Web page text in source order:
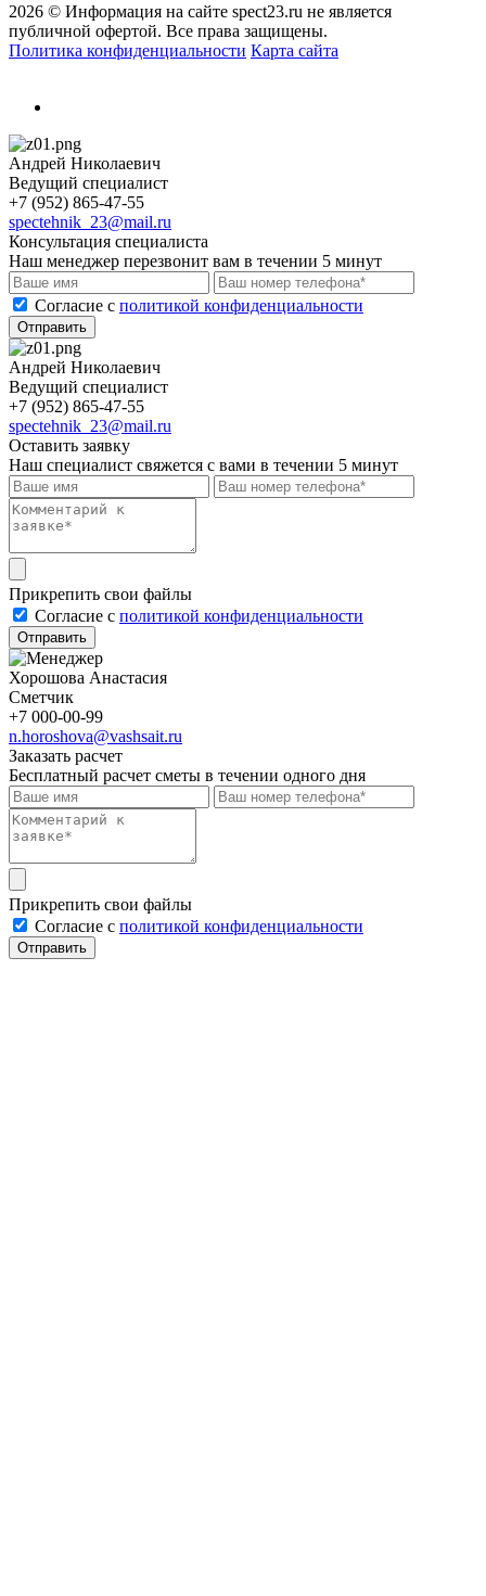
2026 © Информация на сайте spect23.ru не является
публичной офертой. Все права защищены.
Политика конфиденциальности Карта сайта
Андрей Николаевич
Ведущий специалист
+7 (952) 865-47-55
spectehnik_23@mail.ru
Консультация специалиста
Наш менеджер перезвонит вам в течении 5 минут
Cогласие с политикой конфиденциальности
Отправить
Андрей Николаевич
Ведущий специалист
+7 (952) 865-47-55
spectehnik_23@mail.ru
Оставить заявку
Наш специалист свяжется с вами в течении 5 минут
Прикрепить свои файлы
Cогласие с политикой конфиденциальности
Отправить
Хорошова Анастасия
Сметчик
+7 000-00-99
n.horoshova@vashsait.ru
Заказать расчет
Бесплатный расчет сметы в течении одного дня
Прикрепить свои файлы
Cогласие с политикой конфиденциальности
Отправить